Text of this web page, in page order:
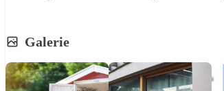
Galerie